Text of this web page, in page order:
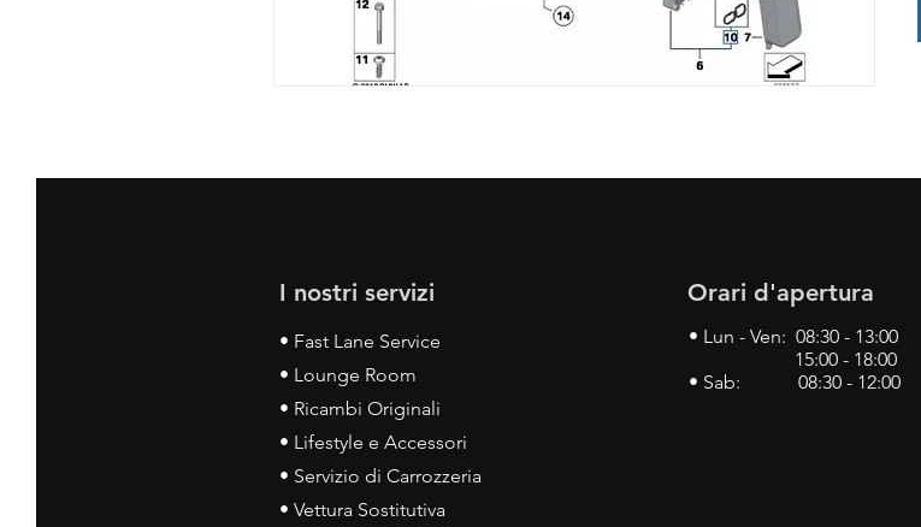
I nostri servizi
• Fast Lane Service
• Lounge Room
• Ricambi Originali
• Lifestyle e Accessori
• Servizio di Carrozzeria
• Vettura Sostitutiva
Orari d'apertura
• Lun - Ven: 08:30 - 13:00
15:00 - 18:00
• Sab: 08:30 - 12:00